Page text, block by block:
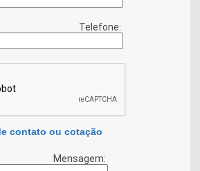
Telefone:
contato ou cotação
Mensagem: